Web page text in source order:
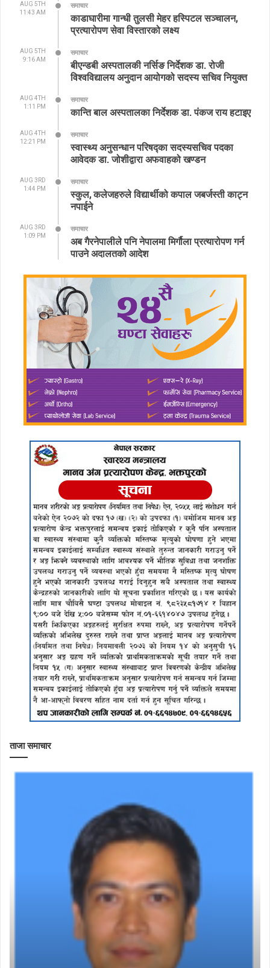
AUG 5TH
11:43 AM
समाचार
काडाघारीमा गान्धी तुलसी मेहर हस्पिटल सञ्चालन,
प्रत्यारोपण सेवा विस्तारको लक्ष्य
AUG 5TH
9:16 AM
समाचार
बीएन्डबी अस्पतालकी नर्सिङ निर्देशक डा. रोजी
विश्वविद्यालय अनुदान आयोगको सदस्य सचिव नियुक्त
AUG 4TH
1:11 PM
समाचार
कान्ति बाल अस्पतालका निर्देशक डा. पंकज राय हटाइए
AUG 4TH
12:21 PM
समाचार
स्वास्थ्य अनुसन्धान परिषद्का सदस्यसचिव पदका
आवेदक डा. जोशीद्वारा अफवाहको खण्डन
AUG 3RD
1:44 PM
समाचार
स्कुल, कलेजहरुले विद्यार्थीको कपाल जबर्जस्ती काट्न
नपाईने
AUG 3RD
1:09 PM
समाचार
अब गैरनेपालीले पनि नेपालमा मिर्गौला प्रत्यारोपण गर्न
पाउने अदालतको आदेश
ताजा समाचार